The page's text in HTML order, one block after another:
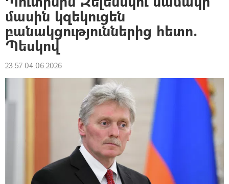
մասին կզեկուցեն
բանակցություններից հետո.
Պեսկով
23:57 04.06.2026